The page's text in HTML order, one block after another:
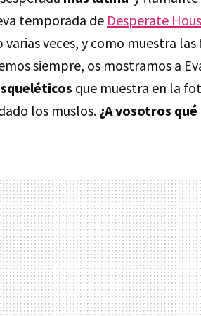
temporada de Desperate
veces, y como muestra
siempre, os mostramos a
que muestra en la
los muslos. ¿A vosotros